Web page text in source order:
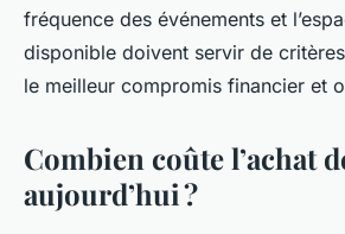
fréquence des événements et
disponible doivent servir de
le meilleur compromis financier et
Combien coûte l’achat
aujourd’hui ?